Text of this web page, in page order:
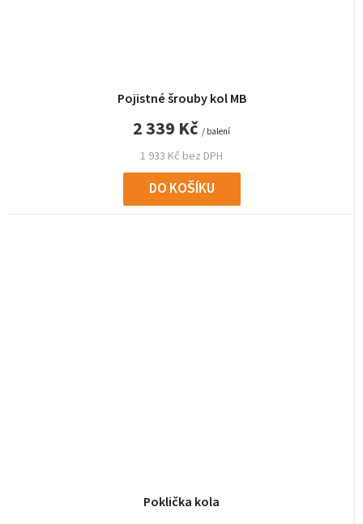
Pojistné šrouby kol MB
1 933 Kč bez DPH
2 339 Kč / balení
DO KOŠÍKU
Poklička kola